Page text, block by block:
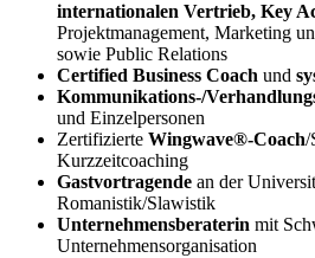
internationalen Vertrieb, Key
Projektmanagement, Marketing
sowie Public Relations
Certified Business Coach und
Kommunikations-/
und Einzelpersonen
Zertifizierte Wingwave®-Coach/
Kurzzeitcoaching
Gastvortragende an der
Romanistik/Slawistik
Unternehmensberaterin mit
Unternehmensorganisation